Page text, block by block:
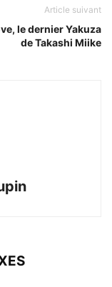
Article suivant
le dernier Yakuza
de Takashi Miike